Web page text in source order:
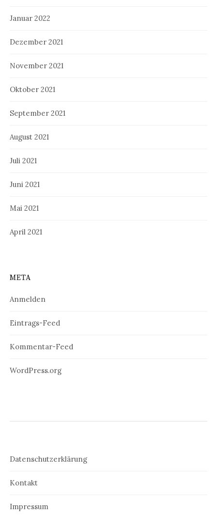
Januar 2022
Dezember 2021
November 2021
Oktober 2021
September 2021
August 2021
Juli 2021
Juni 2021
Mai 2021
April 2021
META
Anmelden
Eintrags-Feed
Kommentar-Feed
WordPress.org
Datenschutzerklärung
Kontakt
Impressum